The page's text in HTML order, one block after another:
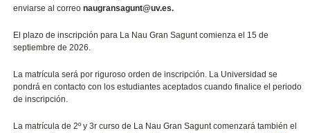
enviarse al correo naugransagunt@uv.es.
El plazo de inscripción para La Nau Gran Sagunt comienza el 15 de
septiembre de 2026.
La matrícula será por riguroso orden de inscripción. La Universidad se
pondrá en contacto con los estudiantes aceptados cuando finalice el periodo
de inscripción.
La matrícula de 2º y 3r curso de La Nau Gran Sagunt comenzará también el